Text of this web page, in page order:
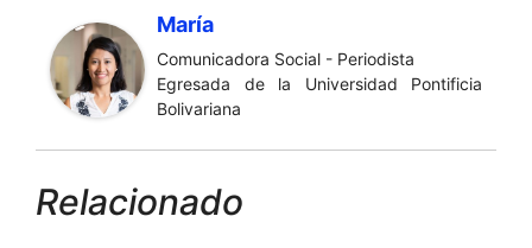
María
Comunicadora Social - Periodista
Egresada de la Universidad Pontificia
Bolivariana
Relacionado